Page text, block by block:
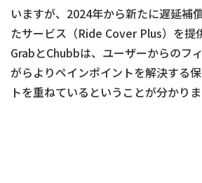
いますが、2024年から新たに遅延補
たサービス（Ride Cover Plus）を提
GrabとChubbは、ユーザーからのフ
がらよりペインポイントを解決する
トを重ねているということが分かりま